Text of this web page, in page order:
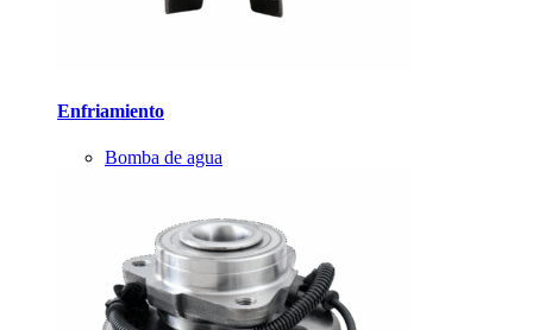
Enfriamiento
Bomba de agua